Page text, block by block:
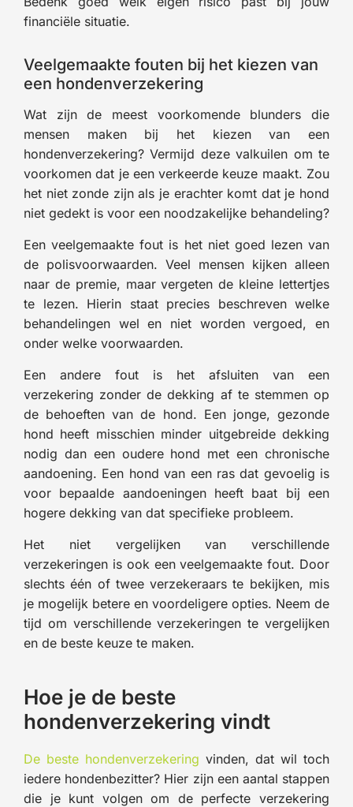
financiële situatie.
Veelgemaakte fouten bij het kiezen van
een hondenverzekering
Wat zijn de meest voorkomende blunders die
mensen maken bij het kiezen van een
hondenverzekering? Vermijd deze valkuilen om te
voorkomen dat je een verkeerde keuze maakt. Zou
het niet zonde zijn als je erachter komt dat je hond
niet gedekt is voor een noodzakelijke behandeling?
Een veelgemaakte fout is het niet goed lezen van
de polisvoorwaarden. Veel mensen kijken alleen
naar de premie, maar vergeten de kleine lettertjes
te lezen. Hierin staat precies beschreven welke
behandelingen wel en niet worden vergoed, en
onder welke voorwaarden.
Een andere fout is het afsluiten van een
verzekering zonder de dekking af te stemmen op
de behoeften van de hond. Een jonge, gezonde
hond heeft misschien minder uitgebreide dekking
nodig dan een oudere hond met een chronische
aandoening. Een hond van een ras dat gevoelig is
voor bepaalde aandoeningen heeft baat bij een
hogere dekking van dat specifieke probleem.
Het niet vergelijken van verschillende
verzekeringen is ook een veelgemaakte fout. Door
slechts één of twee verzekeraars te bekijken, mis
je mogelijk betere en voordeligere opties. Neem de
tijd om verschillende verzekeringen te vergelijken
en de beste keuze te maken.
Hoe je de beste
hondenverzekering vindt
De beste hondenverzekering vinden, dat wil toch
iedere hondenbezitter? Hier zijn een aantal stappen
die je kunt volgen om de perfecte verzekering